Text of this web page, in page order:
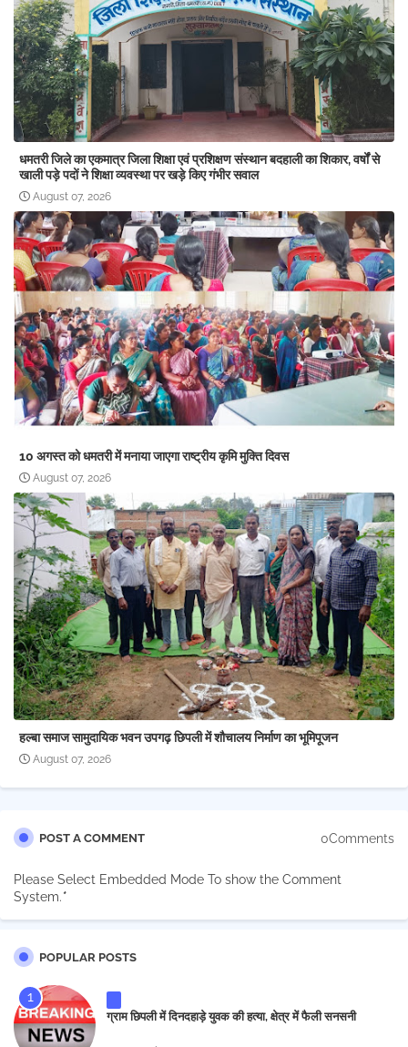
धमतरी जिले का एकमात्र जिला शिक्षा एवं प्रशिक्षण संस्थान बदहाली का शिकार, वर्षों से
खाली पड़े पदों ने शिक्षा व्यवस्था पर खड़े किए गंभीर सवाल
August 07, 2026
10 अगस्त को धमतरी में मनाया जाएगा राष्ट्रीय कृमि मुक्ति दिवस
August 07, 2026
हल्बा समाज सामुदायिक भवन उपगढ़ छिपली में शौचालय निर्माण का भूमिपूजन
August 07, 2026
POST A COMMENT 0Comments
Please Select Embedded Mode To show the Comment
System.*
POPULAR POSTS
ग्राम छिपली में दिनदहाड़े युवक की हत्या, क्षेत्र में फैली सनसनी